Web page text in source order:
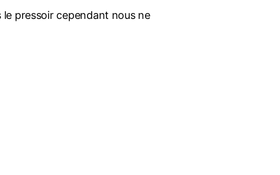
pressoir cependant nous ne